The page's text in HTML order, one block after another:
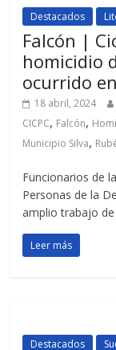
Destacados
Falcón |
homicidio
ocurrido
18 abril, 2024
CICPC, Falcón,
Municipio Silva,
Funcionarios de
Personas de la
amplio trabajo de
Leer más
Destacados